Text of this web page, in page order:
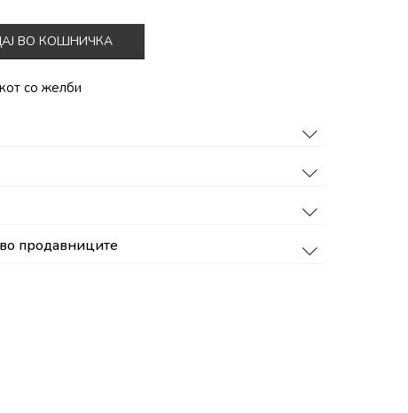
ВО КОШНИЧКА
со желби
продавниците